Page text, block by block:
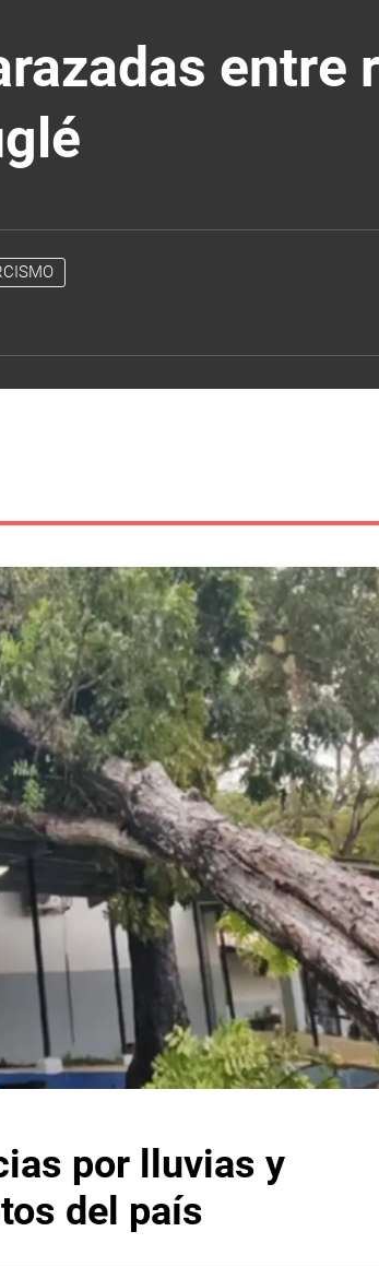
entre
por lluvias y
del país